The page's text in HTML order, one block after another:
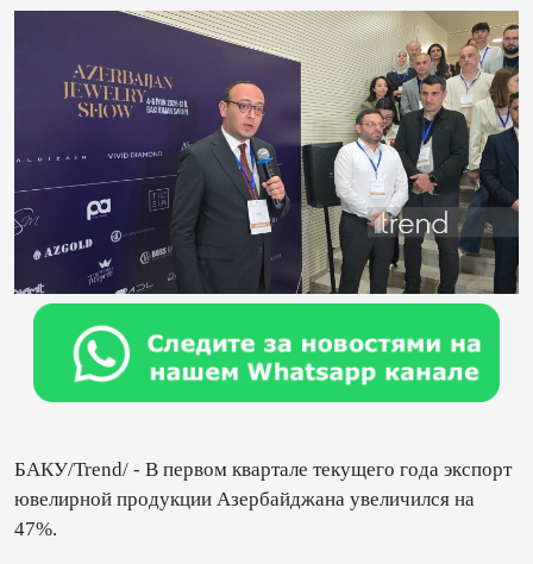
БАКУ/Trend/ - В первом квартале текущего года экспорт
ювелирной продукции Азербайджана увеличился на
47%.